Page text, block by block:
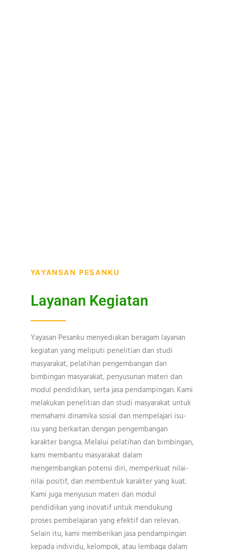
YAYANSAN PESANKU
Layanan Kegiatan
Yayasan Pesanku menyediakan beragam layanan
kegiatan yang meliputi penelitian dan studi
masyarakat, pelatihan pengembangan dan
bimbingan masyarakat, penyusunan materi dan
modul pendidikan, serta jasa pendampingan. Kami
melakukan penelitian dan studi masyarakat untuk
memahami dinamika sosial dan mempelajari isu-
isu yang berkaitan dengan pengembangan
karakter bangsa. Melalui pelatihan dan bimbingan,
kami membantu masyarakat dalam
mengembangkan potensi diri, memperkuat nilai-
nilai positif, dan membentuk karakter yang kuat.
Kami juga menyusun materi dan modul
pendidikan yang inovatif untuk mendukung
proses pembelajaran yang efektif dan relevan.
Selain itu, kami memberikan jasa pendampingan
kepada individu, kelompok, atau lembaga dalam